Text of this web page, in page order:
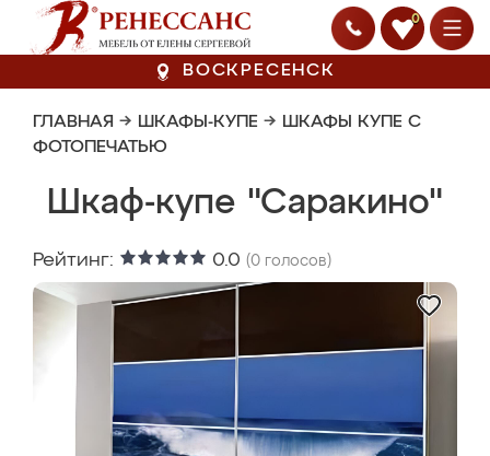
0
ВОСКРЕСЕНСК
ГЛАВНАЯ → ШКАФЫ-КУПЕ → ШКАФЫ КУПЕ С
ФОТОПЕЧАТЬЮ
Шкаф-купе "Саракино"
Рейтинг: 0.0 (0 голосов)